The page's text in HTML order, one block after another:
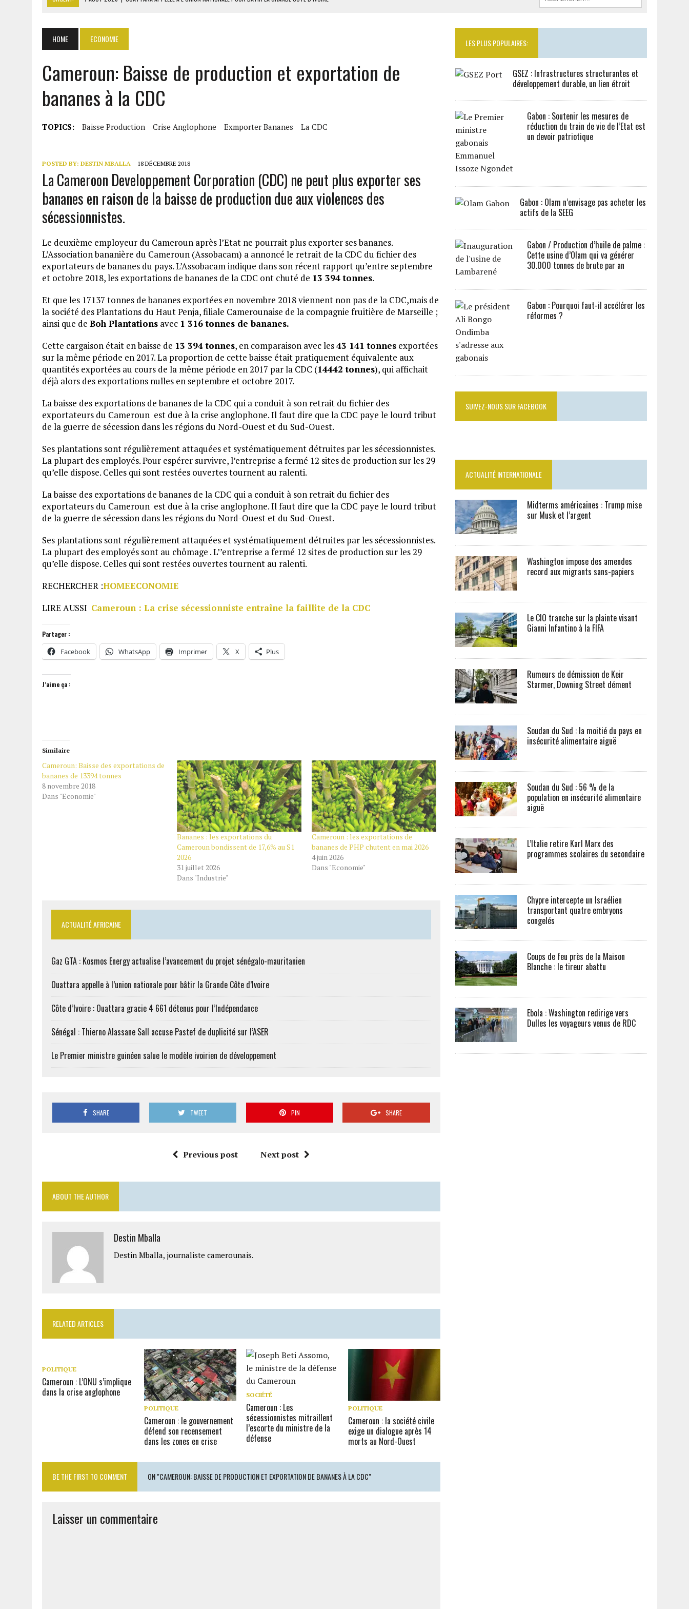
7 AOÛT 2026 | LE PREMIER MINISTRE GUINÉEN SALUE LE MODÈLE IVOIRIEN DE DÉVELOPPEMENT
GAZ GTA : KOSMOS ENERGY ACTUALISE L’AVANCEMENT DU PROJET SÉNÉGALO-MAURITANIEN
HOME ECONOMIE
Cameroun: Baisse de production et exportation de
bananes à la CDC
TOPICS: Baisse Production Crise Anglophone Exmporter Bananes La CDC
POSTED BY: DESTIN MBALLA 18 DÉCEMBRE 2018
La Cameroon Developpement Corporation (CDC) ne peut plus exporter ses
bananes en raison de la baisse de production due aux violences des
sécessionnistes.
Le deuxième employeur du Cameroun après l’Etat ne pourrait plus exporter ses bananes.
L’Association bananière du Cameroun (Assobacam) a annoncé le retrait de la CDC du fichier des
exportateurs de bananes du pays. L’Assobacam indique dans son récent rapport qu’entre septembre
et octobre 2018, les exportations de bananes de la CDC ont chuté de 13 394 tonnes.
Et que les 17137 tonnes de bananes exportées en novembre 2018 viennent non pas de la CDC,mais de
la société des Plantations du Haut Penja, filiale Camerounaise de la compagnie fruitière de Marseille ;
ainsi que de Boh Plantations avec 1 316 tonnes de bananes.
Cette cargaison était en baisse de 13 394 tonnes, en comparaison avec les43 141 tonnes exportées
sur la même période en 2017. La proportion de cette baisse était pratiquement équivalente aux
quantités exportées au cours de la même période en 2017 par la CDC (14442 tonnes), qui affichait
déjà alors des exportations nulles en septembre et octobre 2017.
La baisse des exportations de bananes de la CDC qui a conduit à son retrait du fichier des
exportateurs du Cameroun est due à la crise anglophone. Il faut dire que la CDC paye le lourd tribut
de la guerre de sécession dans les régions du Nord-Ouest et du Sud-Ouest.
Ses plantations sont régulièrement attaquées et systématiquement détruites par les sécessionnistes.
La plupart des employés. Pour espérer survivre, l’entreprise a fermé 12 sites de production sur les 29
qu’elle dispose. Celles qui sont restées ouvertes tournent au ralenti.
La baisse des exportations de bananes de la CDC qui a conduit à son retrait du fichier des
exportateurs du Cameroun est due à la crise anglophone. Il faut dire que la CDC paye le lourd tribut
de la guerre de sécession dans les régions du Nord-Ouest et du Sud-Ouest.
Ses plantations sont régulièrement attaquées et systématiquement détruites par les sécessionnistes.
La plupart des employés sont au chômage . L’’entreprise a fermé 12 sites de production sur les 29
qu’elle dispose. Celles qui sont restées ouvertes tournent au ralenti.
RECHERCHER :HOMEECONOMIE
LIRE AUSSI Cameroun : La crise sécessionniste entraîne la faillite de la CDC
Partager :
Facebook WhatsApp Imprimer X Plus
J’aime ça :
Similaire
Cameroun: Baisse des exportations de
bananes de 13394 tonnes
8 novembre 2018
Dans "Economie"
Bananes : les exportations du
Cameroun bondissent de 17,6% au S1
2026
31 juillet 2026
Dans "Industrie"
Cameroun : les exportations de
bananes de PHP chutent en mai 2026
4 juin 2026
Dans "Economie"
ACTUALITÉ AFRICAINE
Gaz GTA : Kosmos Energy actualise l’avancement du projet sénégalo-mauritanien
Ouattara appelle à l’union nationale pour bâtir la Grande Côte d’Ivoire
Côte d’Ivoire : Ouattara gracie 4 661 détenus pour l’Indépendance
Sénégal : Thierno Alassane Sall accuse Pastef de duplicité sur l’ASER
Le Premier ministre guinéen salue le modèle ivoirien de développement
SHARE TWEET PIN SHARE
Previous post Next post
ABOUT THE AUTHOR
Destin Mballa
Destin Mballa, journaliste camerounais.
RELATED ARTICLES
POLITIQUE
Cameroun : L’ONU s’implique
dans la crise anglophone
POLITIQUE
Cameroun : le gouvernement
défend son recensement
dans les zones en crise
SOCIÉTÉ
Cameroun : Les
sécessionnistes mitraillent
l’escorte du ministre de la
défense
POLITIQUE
Cameroun : la société civile
exige un dialogue après 14
morts au Nord-Ouest
BE THE FIRST TO COMMENT ON "CAMEROUN: BAISSE DE PRODUCTION ET EXPORTATION DE BANANES À LA CDC"
Laisser un commentaire
LES PLUS POPULAIRES:
GSEZ : Infrastructures structurantes et
développement durable, un lien étroit
Gabon : Soutenir les mesures de
réduction du train de vie de l’Etat est
un devoir patriotique
Gabon : Olam n’envisage pas acheter les
actifs de la SEEG
Gabon / Production d’huile de palme :
Cette usine d’Olam qui va générer
30.000 tonnes de brute par an
Gabon : Pourquoi faut-il accélérer les
réformes ?
SUIVEZ-NOUS SUR FACEBOOK
ACTUALITÉ INTERNATIONALE
Midterms américaines : Trump mise
sur Musk et l’argent
Washington impose des amendes
record aux migrants sans-papiers
Le CIO tranche sur la plainte visant
Gianni Infantino à la FIFA
Rumeurs de démission de Keir
Starmer, Downing Street dément
Soudan du Sud : la moitié du pays en
insécurité alimentaire aiguë
Soudan du Sud : 56 % de la
population en insécurité alimentaire
aiguë
L’Italie retire Karl Marx des
programmes scolaires du secondaire
Chypre intercepte un Israélien
transportant quatre embryons
congelés
Coups de feu près de la Maison
Blanche : le tireur abattu
Ebola : Washington redirige vers
Dulles les voyageurs venus de RDC